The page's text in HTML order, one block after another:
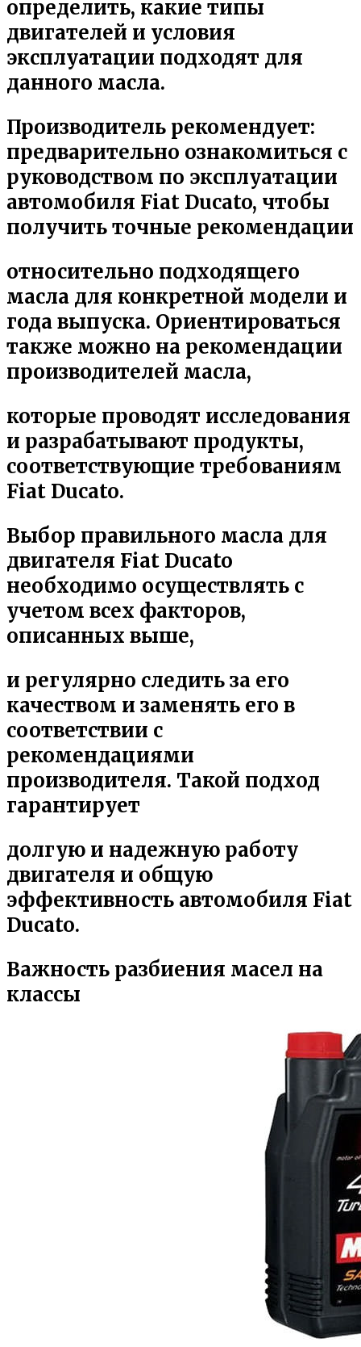
определить, какие типы
двигателей и условия
эксплуатации подходят для
данного масла.
Производитель рекомендует:
предварительно ознакомиться с
руководством по эксплуатации
автомобиля Fiat Ducato, чтобы
получить точные рекомендации
относительно подходящего
масла для конкретной модели и
года выпуска. Ориентироваться
также можно на рекомендации
производителей масла,
которые проводят исследования
и разрабатывают продукты,
соответствующие требованиям
Fiat Ducato.
Выбор правильного масла для
двигателя Fiat Ducato
необходимо осуществлять с
учетом всех факторов,
описанных выше,
и регулярно следить за его
качеством и заменять его в
соответствии с
рекомендациями
производителя. Такой подход
гарантирует
долгую и надежную работу
двигателя и общую
эффективность автомобиля Fiat
Ducato.
Важность разбиения масел на
классы